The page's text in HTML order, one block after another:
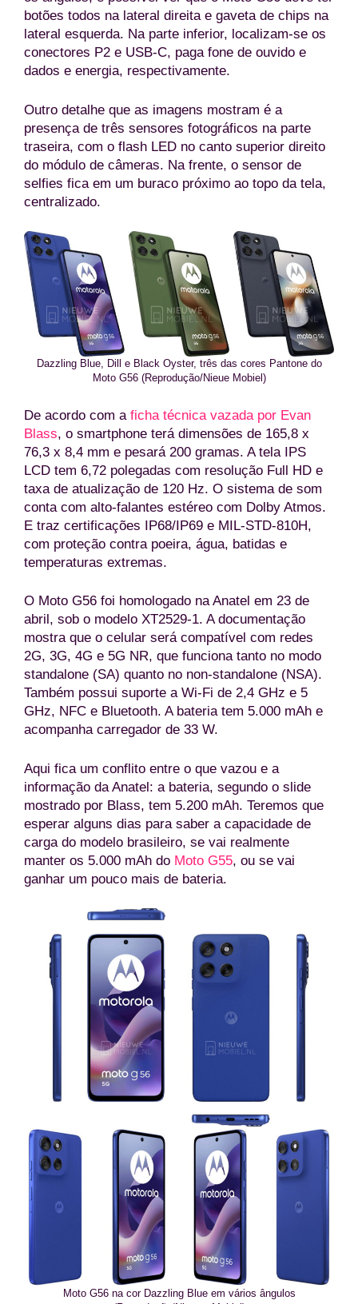
botões todos na lateral direita e gaveta de chips na
lateral esquerda. Na parte inferior, localizam-se os
conectores P2 e USB-C, paga fone de ouvido e
dados e energia, respectivamente.
Outro detalhe que as imagens mostram é a
presença de três sensores fotográficos na parte
traseira, com o flash LED no canto superior direito
do módulo de câmeras. Na frente, o sensor de
selfies fica em um buraco próximo ao topo da tela,
centralizado.
Dazzling Blue, Dill e Black Oyster, três das cores Pantone do
Moto G56 (Reprodução/Nieue Mobiel)
De acordo com a ficha técnica vazada por Evan
Blass, o smartphone terá dimensões de 165,8 x
76,3 x 8,4 mm e pesará 200 gramas. A tela IPS
LCD tem 6,72 polegadas com resolução Full HD e
taxa de atualização de 120 Hz. O sistema de som
conta com alto-falantes estéreo com Dolby Atmos.
E traz certificações IP68/IP69 e MIL-STD-810H,
com proteção contra poeira, água, batidas e
temperaturas extremas.
O Moto G56 foi homologado na Anatel em 23 de
abril, sob o modelo XT2529-1. A documentação
mostra que o celular será compatível com redes
2G, 3G, 4G e 5G NR, que funciona tanto no modo
standalone (SA) quanto no non-standalone (NSA).
Também possui suporte a Wi-Fi de 2,4 GHz e 5
GHz, NFC e Bluetooth. A bateria tem 5.000 mAh e
acompanha carregador de 33 W.
Aqui fica um conflito entre o que vazou e a
informação da Anatel: a bateria, segundo o slide
mostrado por Blass, tem 5.200 mAh. Teremos que
esperar alguns dias para saber a capacidade de
carga do modelo brasileiro, se vai realmente
manter os 5.000 mAh do Moto G55, ou se vai
ganhar um pouco mais de bateria.
Moto G56 na cor Dazzling Blue em vários ângulos